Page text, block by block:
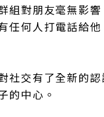
組對朋友毫無影
任何人打電話給
社交有了全新的
的中心。